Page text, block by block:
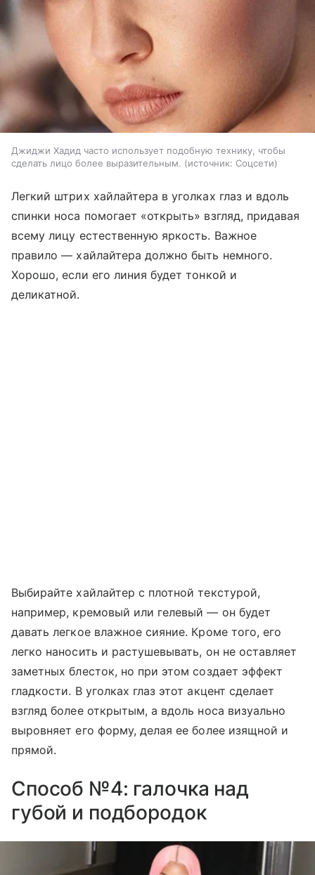
Джиджи Хадид часто использует подобную технику, чтобы
сделать лицо более выразительным.
источник: Соцсети
Легкий штрих хайлайтера в уголках глаз и вдоль
спинки носа помогает «открыть» взгляд, придавая
всему лицу естественную яркость. Важное
правило — хайлайтера должно быть немного.
Хорошо, если его линия будет тонкой и
деликатной.
Выбирайте хайлайтер с плотной текстурой,
например, кремовый или гелевый — он будет
давать легкое влажное сияние. Кроме того, его
легко наносить и растушевывать, он не оставляет
заметных блесток, но при этом создает эффект
гладкости. В уголках глаз этот акцент сделает
взгляд более открытым, а вдоль носа визуально
выровняет его форму, делая ее более изящной и
прямой.
Способ №4: галочка над
губой и подбородок